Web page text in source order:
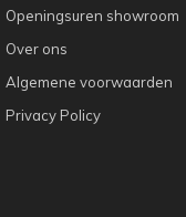
Openingsuren showroom
Over ons
Algemene voorwaarden
Privacy Policy